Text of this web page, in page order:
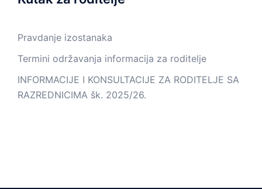
Pravdanje izostanaka
Termini održavanja informacija za roditelje
INFORMACIJE I KONSULTACIJE ZA RODITELJE SA
RAZREDNICIMA šk. 2025/26.